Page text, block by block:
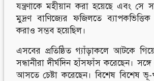
যন্ত্রণাকে মহীয়ান করা হয়েছে এবং সে
মুদ্রণ বাণিজ্যের ফজিলতে ব্যাপকভিত্তিক
করাও সম্ভব হয়েছিল।
এসবের প্রতিষ্ঠিত গ্যাঁড়াকলে আটকে
সন্ধানীরা দীর্ঘদিন হাঁসফাঁস করেছেন।
আসতে চেষ্টা করেছেন। বিশেষ বিশেষ